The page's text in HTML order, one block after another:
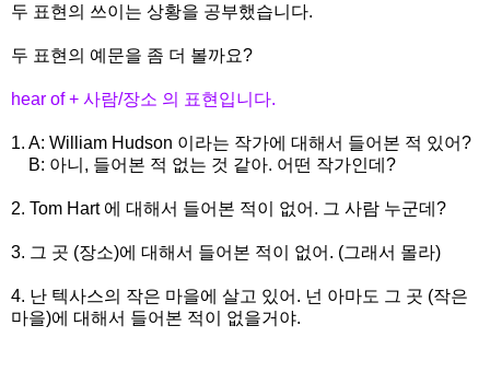
두 표현의 쓰이는 상황을 공부했습니다.
두 표현의 예문을 좀 더 볼까요?
hear of + 사람/장소 의 표현입니다.
1. A: William Hudson 이라는 작가에 대해서 들어본 적 있어?
B: 아니, 들어본 적 없는 것 같아. 어떤 작가인데?
2. Tom Hart 에 대해서 들어본 적이 없어. 그 사람 누군데?
3. 그 곳 (장소)에 대해서 들어본 적이 없어. (그래서 몰라)
4. 난 텍사스의 작은 마을에 살고 있어. 넌 아마도 그 곳 (작은
마을)에 대해서 들어본 적이 없을거야.